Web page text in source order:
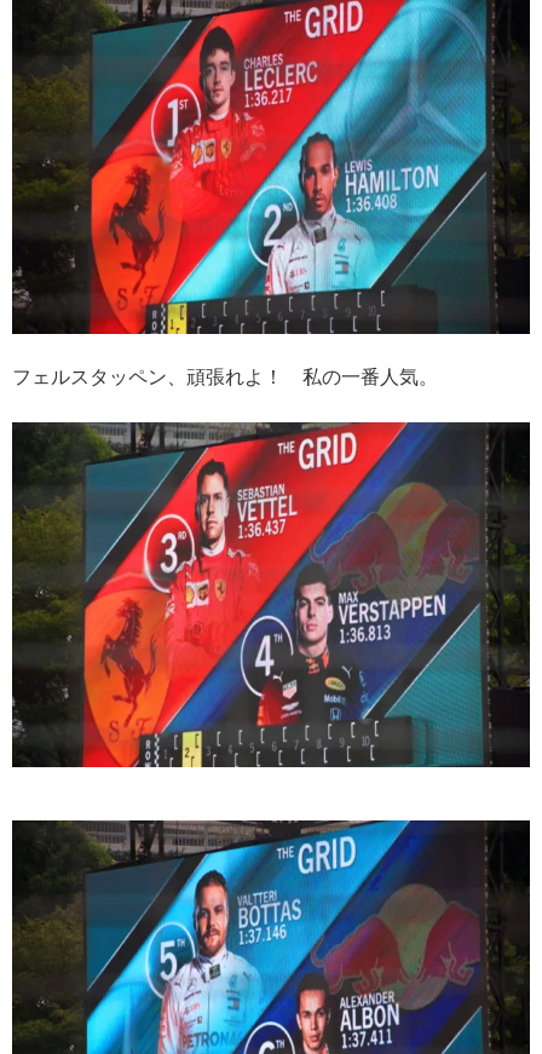
フェルスタッペン、頑張れよ！ 私の一番人気。